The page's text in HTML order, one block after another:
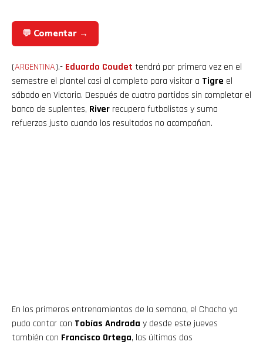
💬 Comentar →
(ARGENTINA).- Eduardo Coudet tendrá por primera vez en el
semestre el plantel casi al completo para visitar a Tigre el
sábado en Victoria. Después de cuatro partidos sin completar el
banco de suplentes, River recupera futbolistas y suma
refuerzos justo cuando los resultados no acompañan.
En los primeros entrenamientos de la semana, el Chacho ya
pudo contar con Tobías Andrada y desde este jueves
también con Francisco Ortega, las últimas dos